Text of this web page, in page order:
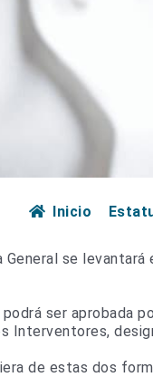
Inicio
General se
ser aprobada
Interventores,
de estas dos